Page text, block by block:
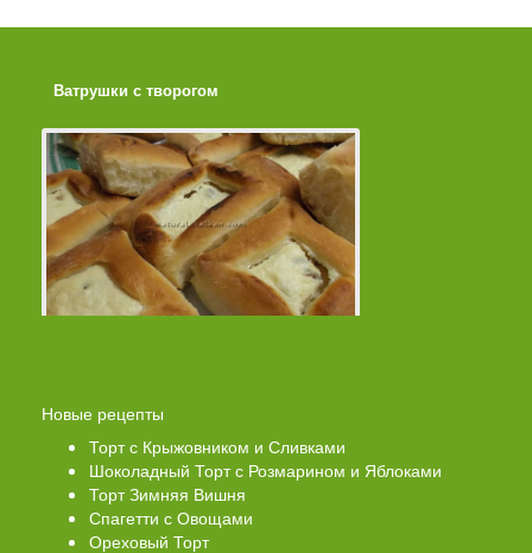
Ватрушки с творогом
Новые рецепты
Торт с Крыжовником и Сливками
Шоколадный Торт с Розмарином и Яблоками
Торт Зимняя Вишня
Спагетти с Овощами
Ореховый Торт